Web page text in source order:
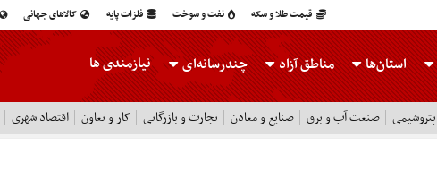
قیمت طلا و سکه نفت و سوخت فلزات پایه کالاهای جهانی
استان‌ها مناطق آزاد چندرسانه‌ای نیازمندی ها
پتروشیمی صنعت آب و برق صنایع و معادن تجارت و بازرگانی کار و تعاون اقتصاد شهری